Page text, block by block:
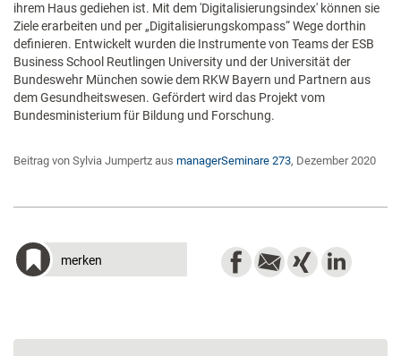
ihrem Haus gediehen ist. Mit dem 'Digitalisierungsindex' können sie
Ziele erarbeiten und per „Digitalisierungskompass“ Wege dorthin
definieren. Entwickelt wurden die Instrumente von Teams der ESB
Business School Reutlingen University und der Universität der
Bundeswehr München sowie dem RKW Bayern und Partnern aus
dem Gesundheitswesen. Gefördert wird das Projekt vom
Bundesministerium für Bildung und Forschung.
Beitrag von Sylvia Jumpertz aus managerSeminare 273, Dezember 2020
merken